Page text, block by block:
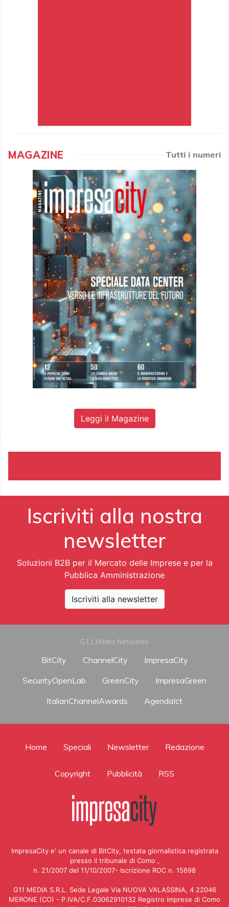
MAGAZINE Tutti i numeri
Leggi il Magazine
Iscriviti alla nostra
newsletter
Soluzioni B2B per il Mercato delle Imprese e per la
Pubblica Amministrazione
Iscriviti alla newsletter
G11 Media Networks
BitCity ChannelCity
ImpresaCity
SecurityOpenLab
GreenCity
ImpresaGreen
ItalianChannelAwards
AgendaIct
Home Speciali Newsletter Redazione
Copyright Pubblicità RSS
ImpresaCity e' un canale di BitCity, testata giornalistica registrata
presso il tribunale di Como ,
n. 21/2007 del 11/10/2007- Iscrizione ROC n. 15698
G11 MEDIA S.R.L. Sede Legale Via NUOVA VALASSINA, 4 22046
MERONE (CO) - P.IVA/C.F.03062910132 Registro imprese di Como